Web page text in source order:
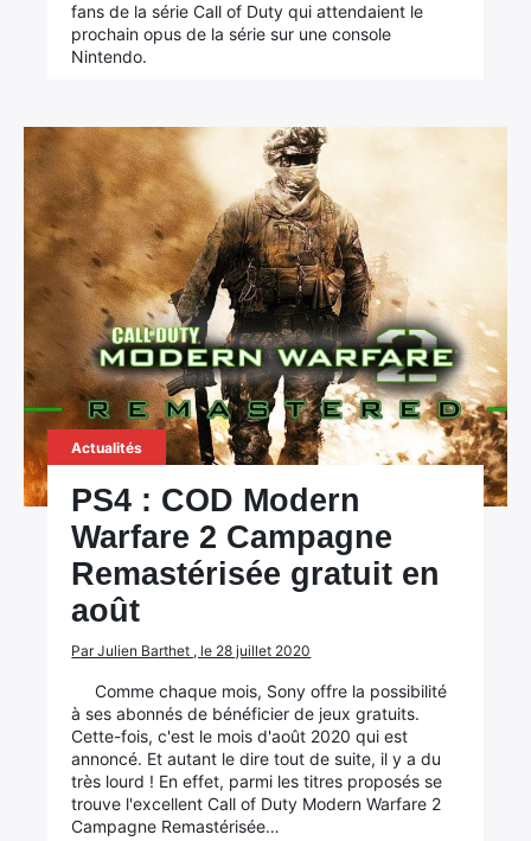
fans de la série Call of Duty qui attendaient le
prochain opus de la série sur une console
Nintendo.
Actualités
PS4 : COD Modern
Warfare 2 Campagne
Remastérisée gratuit en
août
Par Julien Barthet , le 28 juillet 2020
Comme chaque mois, Sony offre la possibilité
à ses abonnés de bénéficier de jeux gratuits.
Cette-fois, c'est le mois d'août 2020 qui est
annoncé. Et autant le dire tout de suite, il y a du
très lourd ! En effet, parmi les titres proposés se
trouve l'excellent Call of Duty Modern Warfare 2
Campagne Remastérisée…